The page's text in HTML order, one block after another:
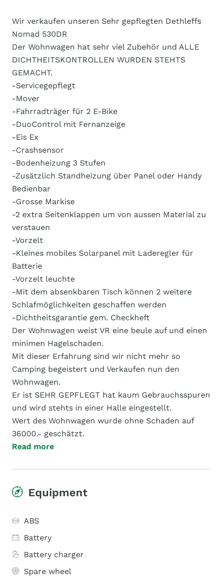
Wir verkaufen unseren Sehr gepflegten Dethleffs
Nomad 530DR
Der Wohnwagen hat sehr viel Zubehör und ALLE
DICHTHEITSKONTROLLEN WURDEN STEHTS
GEMACHT.
-Servicegepflegt
-Mover
-Fahrradträger für 2 E-Bike
-DuoControl mit Fernanzeige
-Eis Ex
-Crashsensor
-Bodenheizung 3 Stufen
-Zusätzlich Standheizung über Panel oder Handy
Bedienbar
-Grosse Markise
-2 extra Seitenklappen um von aussen Material zu
verstauen
-Vorzelt
-Kleines mobiles Solarpanel mit Laderegler für
Batterie
-Vorzelt leuchte
-Mit dem absenkbaren Tisch können 2 weitere
Schlafmöglichkeiten geschaffen werden
-Dichtheitsgarantie gem. Checkheft
Der Wohnwagen weist VR eine beule auf und einen
minimen Hagelschaden.
Mit dieser Erfahrung sind wir nicht mehr so
Camping begeistert und Verkaufen nun den
Wohnwagen.
Er ist SEHR GEPFLEGT hat kaum Gebrauchsspuren
und wird stehts in einer Halle eingestellt.
Wert des Wohnwagen wurde ohne Schaden auf
36000.- geschätzt.
Read more
Equipment
ABS
Battery
Battery charger
Spare wheel